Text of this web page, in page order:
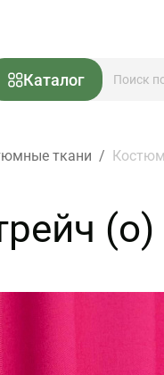
Каталог
ткани /